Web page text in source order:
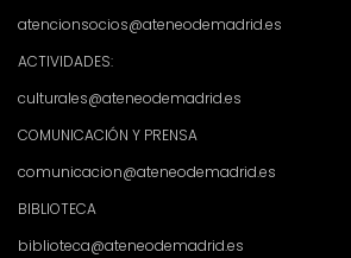
atencionsocios@ateneodemadrid.es
ACTIVIDADES:
culturales@ateneodemadrid.es
COMUNICACIÓN Y PRENSA
comunicacion@ateneodemadrid.es
BIBLIOTECA
biblioteca@ateneodemadrid.es